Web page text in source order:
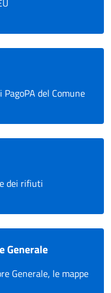
del Comune
dei rifiuti
Generale
Generale, le mappe